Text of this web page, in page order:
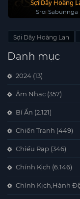
Sợi Dây Hoàng
Sroi Sabunnga
Sợi Dây Hoàng Lan
Danh mục
2024 (13)
Âm Nhạc (357)
Bí Ẩn (2.121)
Chiến Tranh (449)
Chiếu Rạp (346)
Chính Kịch (6.146)
Chính Kịch,Hành